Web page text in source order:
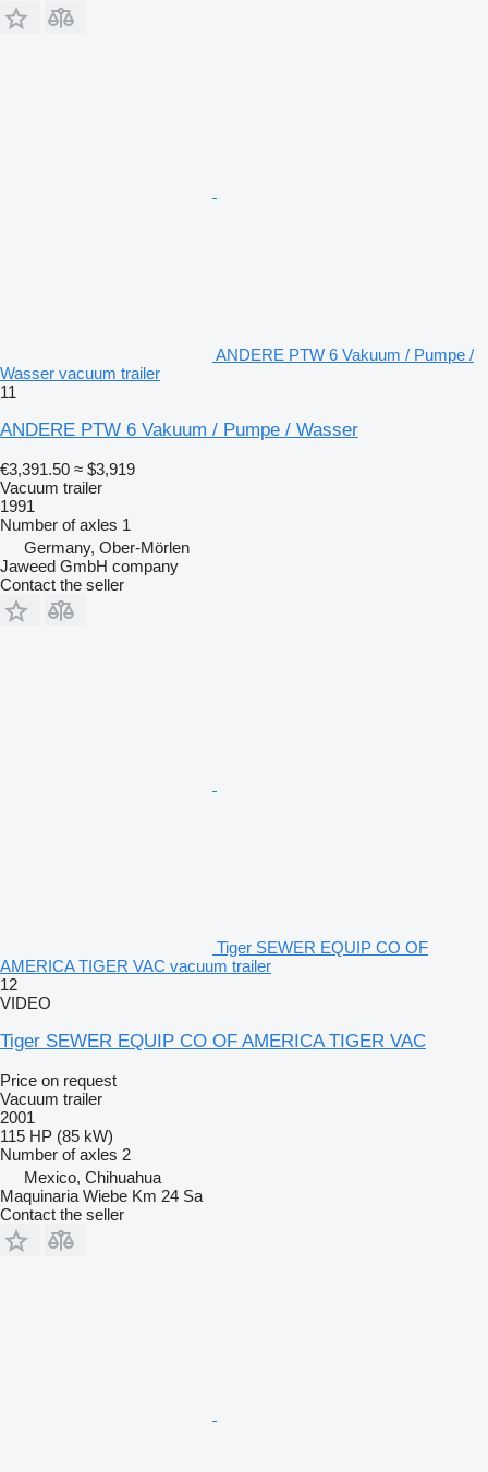
ANDERE PTW 6 Vakuum / Pumpe /
Wasser vacuum trailer
11
ANDERE PTW 6 Vakuum / Pumpe / Wasser
€3,391.50 ≈ $3,919
Vacuum trailer
1991
Number of axles 1
Germany, Ober-Mörlen
Jaweed GmbH company
Contact the seller
Tiger SEWER EQUIP CO OF
AMERICA TIGER VAC vacuum trailer
12
VIDEO
Tiger SEWER EQUIP CO OF AMERICA TIGER VAC
Price on request
Vacuum trailer
2001
115 HP (85 kW)
Number of axles 2
Mexico, Chihuahua
Maquinaria Wiebe Km 24 Sa
Contact the seller